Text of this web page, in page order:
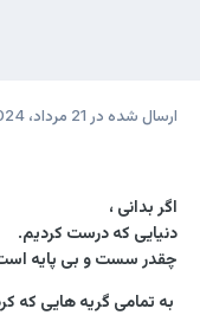
ارسال شده در 21 مرداد، 2024
اگر بدانی ،
دنیایی که درست کردیم.
چقدر سست و بی پایه
به تمامی گریه هایی که